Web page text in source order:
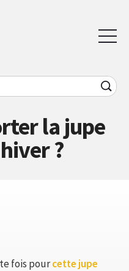
la jupe
?
fois pourcette jupe